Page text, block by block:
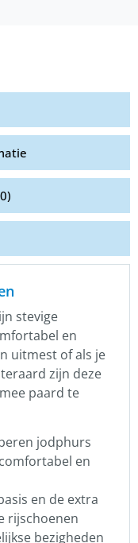
stevige
en
uitmest of als je
zijn deze
paard te
jodphurs
en
en de extra
rijschoenen
bezigheden